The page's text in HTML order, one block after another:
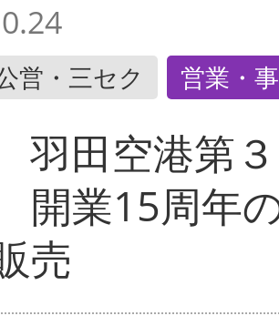
営・三セク 営業・
田空港第
業15周年
売